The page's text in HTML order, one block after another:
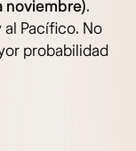
noviembre).
Pacífico. No
probabilidad